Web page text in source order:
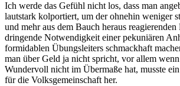
Ich werde das Gefühl nicht los, dass man
lautstark kolportiert, um der ohnehin weniger
und mehr aus dem Bauch heraus reagierenden
dringende Notwendigkeit einer pekuniären
formidablen Übungsleiters schmackhaft
man über Geld ja nicht spricht, vor allem
Wundervoll nicht im Übermaße hat, musste
für die Volksgemeinschaft her.